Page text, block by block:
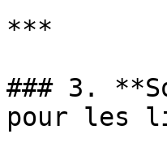
***
### 3.
pour les